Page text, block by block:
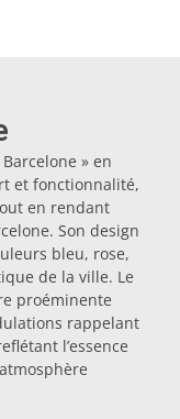
» en
et fonctionnalité,
en rendant
Son design
bleu, rose,
de la ville. Le
proéminente
rappelant
l’essence